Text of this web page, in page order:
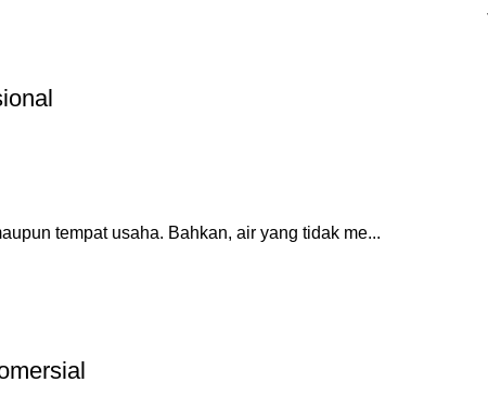
tempat usaha. Bahkan, air yang tidak me...